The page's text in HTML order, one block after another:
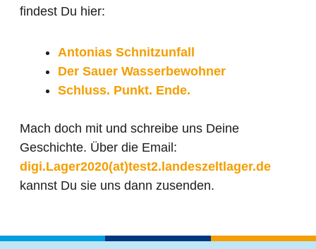
findest Du hier:
Antonias Schnitzunfall
Der Sauer Wasserbewohner
Schluss. Punkt. Ende.
Mach doch mit und schreibe uns Deine
Geschichte. Über die Email:
digi.Lager2020(at)test2.landeszeltlager.de
kannst Du sie uns dann zusenden.